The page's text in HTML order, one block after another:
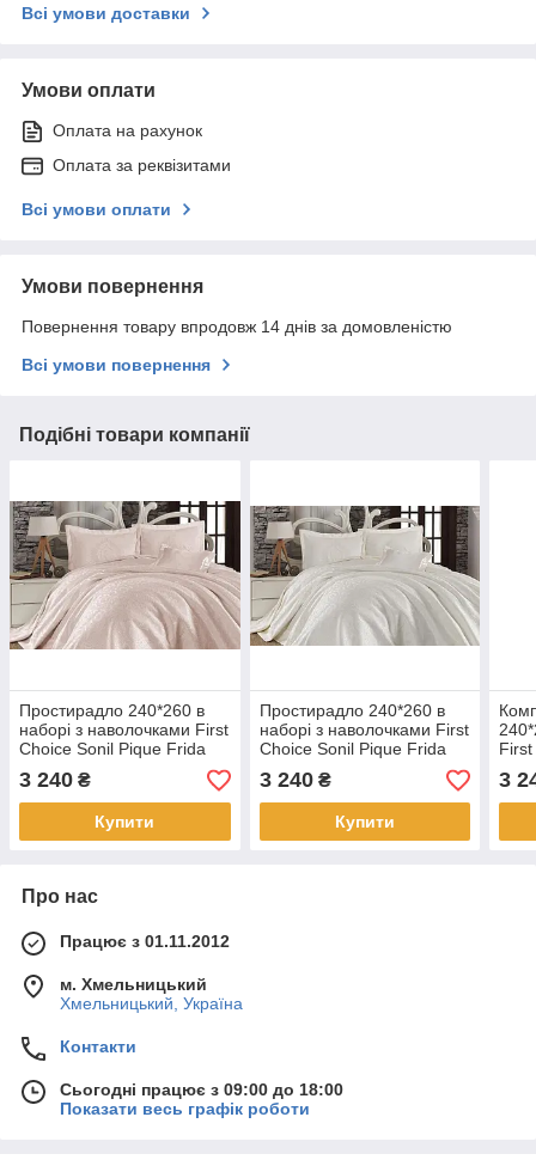
Всі умови доставки
Умови оплати
Оплата на рахунок
Оплата за реквізитами
Всі умови оплати
Умови повернення
Повернення товару впродовж 14 днів за домовленістю
Всі умови повернення
Подібні товари компанії
Простирадло 240*260 в
наборі з наволочками First
Choice Sonil Pique Frida
somon
3 240 ₴
Купити
Простирадло 240*260 в
наборі з наволочками First
Choice Sonil Pique Frida
krem
3 240₴
Купити
3
Про нас
Працює з 01.11.2012
м. Хмельницький
Хмельницький, Україна
Контакти
Сьогодні працює з 09:00 до 18:00
Показати весь графік роботи